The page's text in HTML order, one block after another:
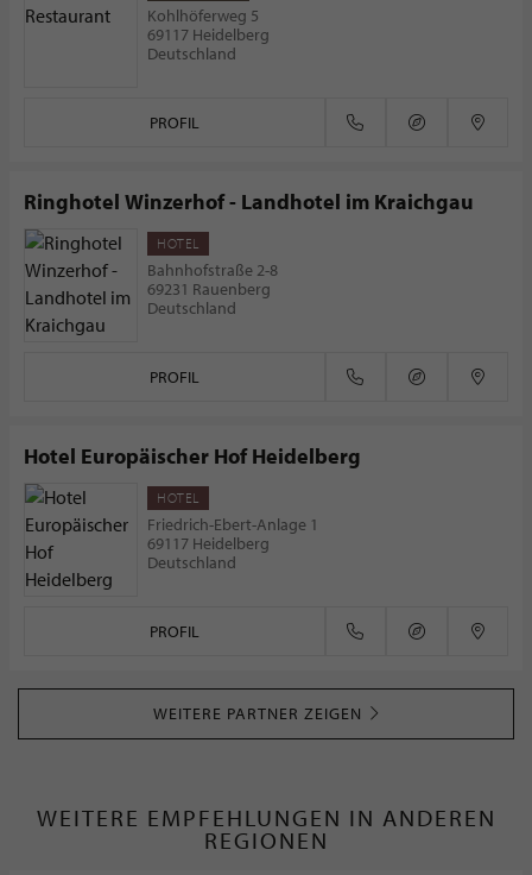
Kohlhöferweg 5
69117 Heidelberg
Deutschland
PROFIL
Ringhotel Winzerhof - Landhotel im Kraichgau
HOTEL
Bahnhofstraße 2-8
69231 Rauenberg
Deutschland
PROFIL
Hotel Europäischer Hof Heidelberg
HOTEL
Friedrich-Ebert-Anlage 1
69117 Heidelberg
Deutschland
PROFIL
WEITERE PARTNER ZEIGEN
WEITERE EMPFEHLUNGEN IN ANDEREN
REGIONEN